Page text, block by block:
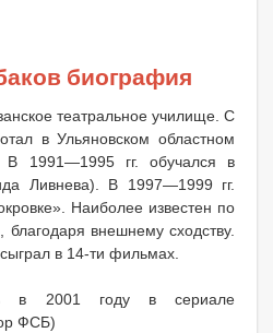
биография
театральное училище. С
в Ульяновском областном
В 1991—1995 гг. обучался в
Ливнева). В 1997—1999 гг.
Наиболее известен по
внешнему сходству.
в 14-ти фильмах.
в 2001 году в сериале
ФСБ)